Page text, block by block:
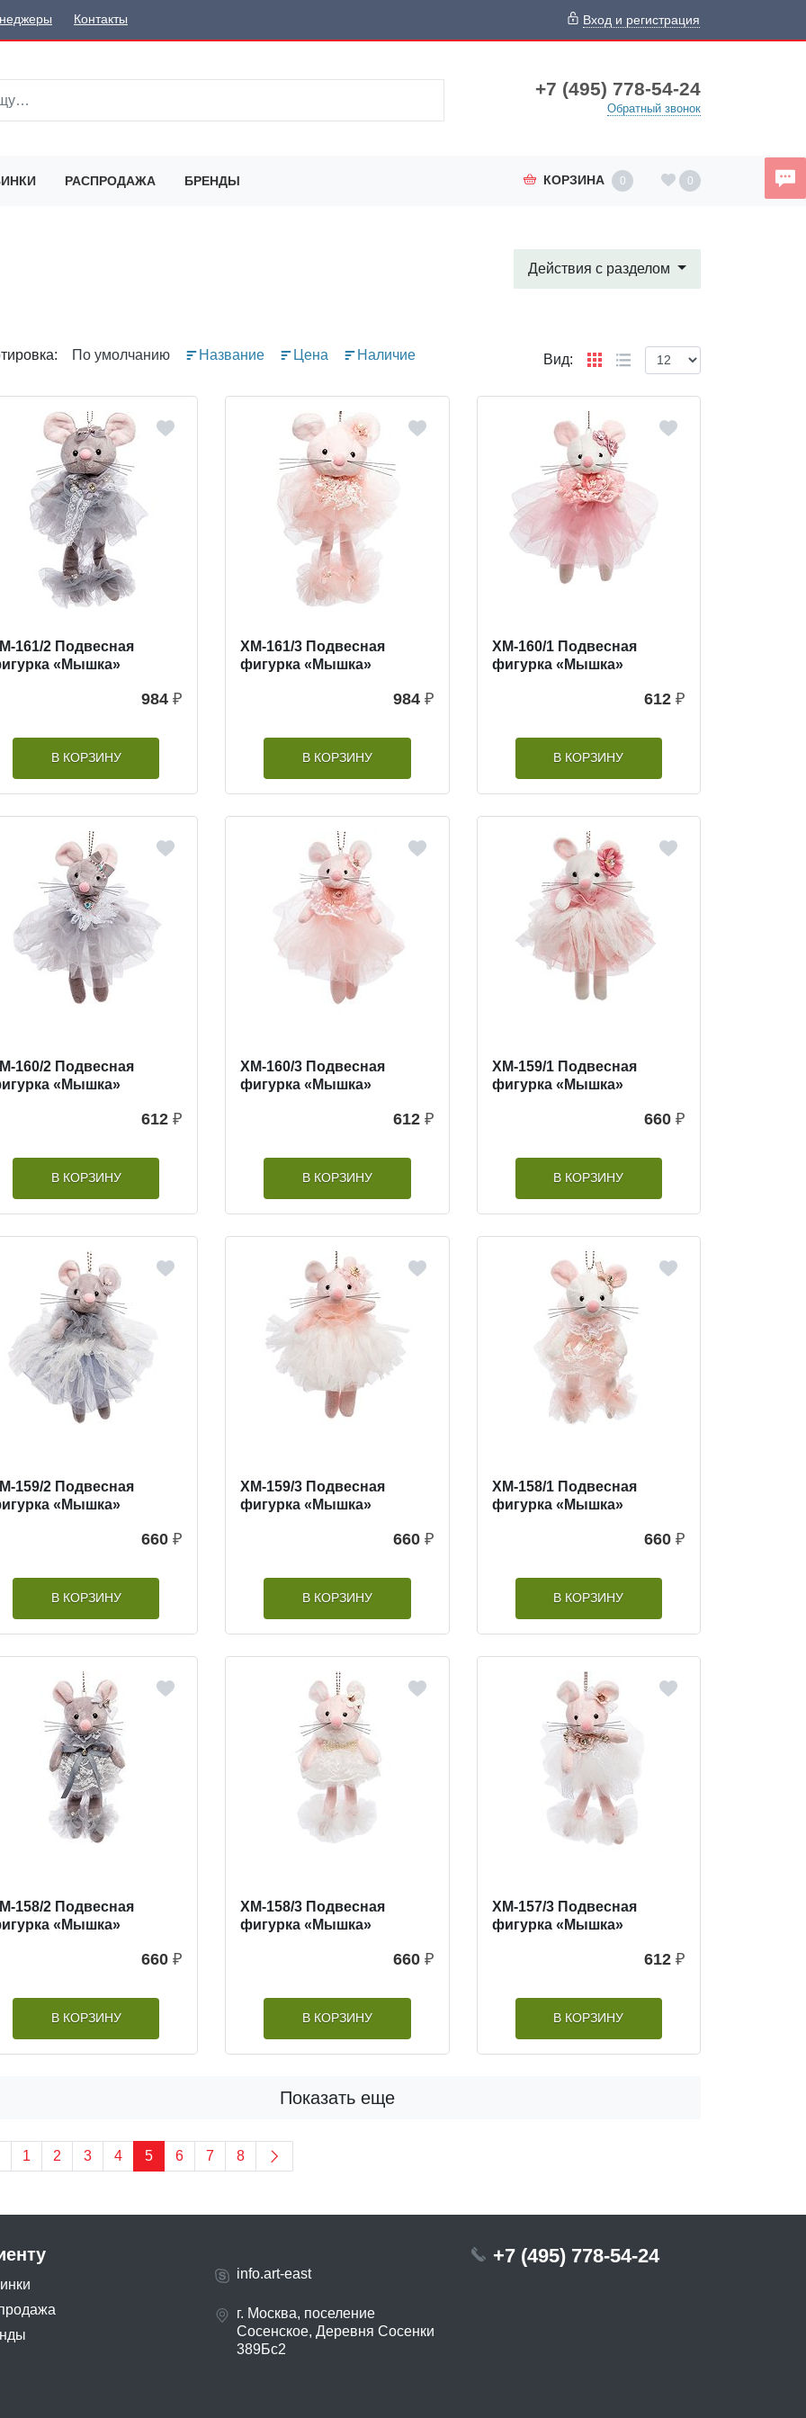
Контакты Вход и регистрация
+7 (495) 778-54-24
Обратный звонок
РАСПРОДАЖА БРЕНДЫ КОРЗИНА 0 0
Действия с разделом
По умолчанию Название Цена Наличие Вид:
161/2 Подвесная
«Мышка»
984 ₽
В КОРЗИНУ
XM-161/3 Подвесная
фигурка «Мышка»
984 ₽
В КОРЗИНУ
XM-160/1 Подвесная
фигурка «Мышка»
612 ₽
В КОРЗИНУ
160/2 Подвесная
«Мышка»
612 ₽
В КОРЗИНУ
XM-160/3 Подвесная
фигурка «Мышка»
612 ₽
В КОРЗИНУ
XM-159/1 Подвесная
фигурка «Мышка»
660 ₽
В КОРЗИНУ
159/2 Подвесная
«Мышка»
660 ₽
В КОРЗИНУ
XM-159/3 Подвесная
фигурка «Мышка»
660 ₽
В КОРЗИНУ
XM-158/1 Подвесная
фигурка «Мышка»
660 ₽
В КОРЗИНУ
158/2 Подвесная
«Мышка»
660 ₽
В КОРЗИНУ
XM-158/3 Подвесная
фигурка «Мышка»
660 ₽
В КОРЗИНУ
XM-157/3 Подвесная
фигурка «Мышка»
612 ₽
В КОРЗИНУ
Показать еще
1 2 3 4 5 6 7 8
info.art-east
г. Москва, поселение
Сосенское, Деревня Сосенки
389Бс2
+7 (495) 778-54-24